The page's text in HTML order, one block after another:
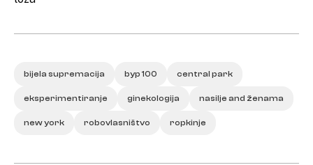
bijela supremacija byp 100 central park
eksperimentiranje ginekologija nasilje and ženama
new york robovlasništvo ropkinje